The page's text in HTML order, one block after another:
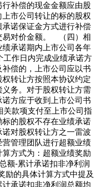
补偿的现金金额应由股
市公司转让的标的股权
诺保证金方式进行补偿
易对价金额。 （四）相
承诺期内上市公司各年
作日内完成业绩承诺方
偿的，上市公司应以书
转让方按照本协议约定
务。对于股权转让方需
方应于收到上市公司书
款项支付至上市公司指
的股权不存在业绩承诺
对股权转让方之一雷波
管理团队进行超额业绩
方式为：超额业绩奖励
额-累计承诺扣非净利润
的具体计算方式中提及
承诺扣非净利润总额均